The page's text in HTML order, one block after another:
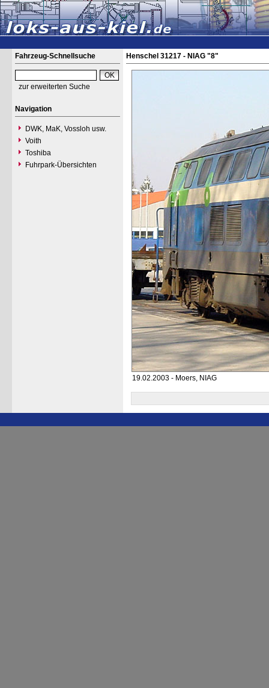
Fahrzeug-Schnellsuche
zur erweiterten Suche
Navigation
DWK, MaK, Vossloh usw.
Voith
Toshiba
Fuhrpark-Übersichten
Henschel 31217 - NIAG "8"
19.02.2003 - Moers, NIAG